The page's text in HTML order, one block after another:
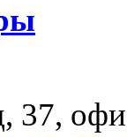
37,